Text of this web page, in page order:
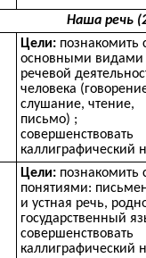
Наша речь
Цели: познакомить
основными видами
речевой
человека
слушание, чтение,
письмо) ;
совершенствовать
каллиграфический
Цели: познакомить
понятиями:
и устная речь,
государственный
совершенствовать
каллиграфический